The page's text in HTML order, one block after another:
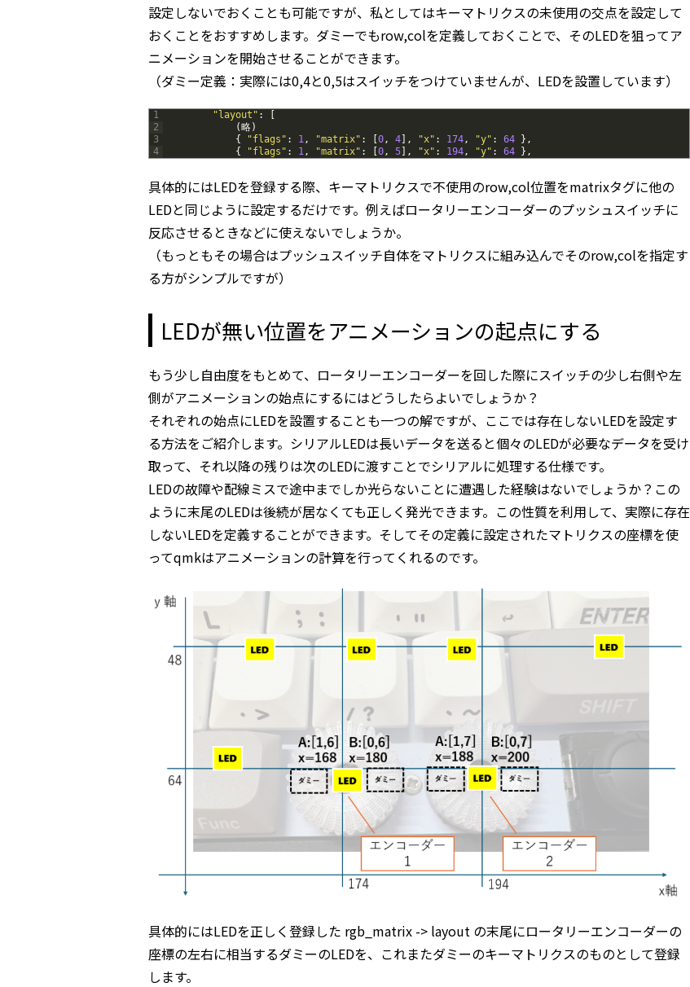
設定しないでおくことも可能ですが、私としてはキーマトリクスの未使用の交点を設定して
おくことをおすすめします。ダミーでもrow,colを定義しておくことで、そのLEDを狙ってア
ニメーションを開始させることができます。
（ダミー定義：実際には0,4と0,5はスイッチをつけていませんが、LEDを設置しています）
1
2
3
4
"layout" :
(略)
{
"flags" : 1, "matrix" : 0, 4 , "x" : 174, "y" : 64 } ,
{
"flags" : 1, "matrix" : 0, 5 , "x" : 194, "y" : 64 } ,
具体的にはLEDを登録する際、キーマトリクスで不使用のrow,col位置をmatrixタグに他の
LEDと同じように設定するだけです。例えばロータリーエンコーダーのプッシュスイッチに
反応させるときなどに使えないでしょうか。
（もっともその場合はプッシュスイッチ自体をマトリクスに組み込んでそのrow,colを指定す
る方がシンプルですが）
LEDが無い位置をアニメーションの起点にする
もう少し自由度をもとめて、ロータリーエンコーダーを回した際にスイッチの少し右側や左
側がアニメーションの始点にするにはどうしたらよいでしょうか？
それぞれの始点にLEDを設置することも一つの解ですが、ここでは存在しないLEDを設定す
る方法をご紹介します。シリアルLEDは長いデータを送ると個々のLEDが必要なデータを受け
取って、それ以降の残りは次のLEDに渡すことでシリアルに処理する仕様です。
LEDの故障や配線ミスで途中までしか光らないことに遭遇した経験はないでしょうか？この
ように末尾のLEDは後続が居なくても正しく発光できます。この性質を利用して、実際に存在
しないLEDを定義することができます。そしてその定義に設定されたマトリクスの座標を使
ってqmkはアニメーションの計算を行ってくれるのです。
具体的にはLEDを正しく登録した rgb_matrix -> layout の末尾にロータリーエンコーダーの
座標の左右に相当するダミーのLEDを、これまたダミーのキーマトリクスのものとして登録
します。